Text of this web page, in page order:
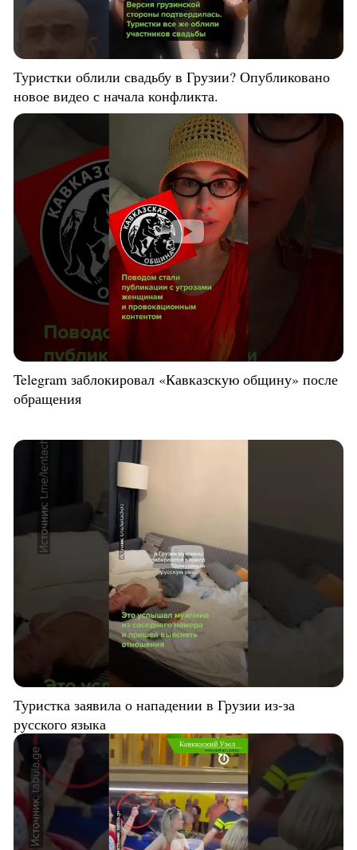
Туристки облили свадьбу в Грузии? Опубликовано
новое видео с начала конфликта.
Telegram заблокировал «Кавказскую общину» после
обращения
Туристка заявила о нападении в Грузии из-за
русского языка